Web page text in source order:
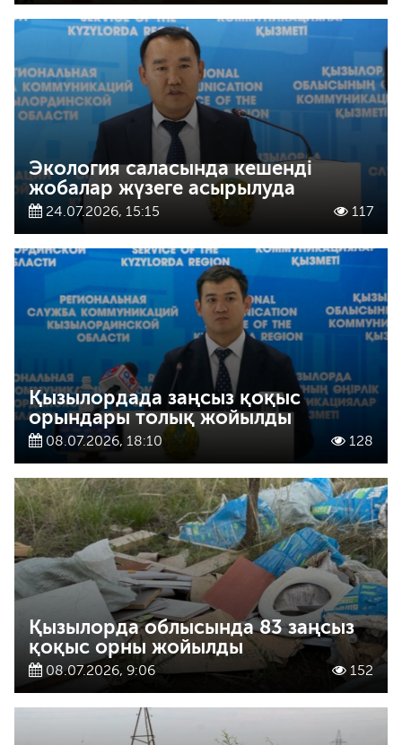
Экология саласында кешенді
жобалар жүзеге асырылуда
24.07.2026, 15:15 117
Қызылордада заңсыз қоқыс
орындары толық жойылды
08.07.2026, 18:10 128
Қызылорда облысында 83 заңсыз
қоқыс орны жойылды
08.07.2026, 9:06 152